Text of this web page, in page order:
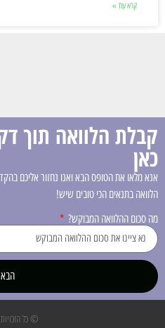
קרא עוד »
קבלת הלוואה תוך
כאן
אנא מלאו את הטופס הבא ואנו נחזור אליכם
הלוואה בתנאים הכי טובים שיש!
מה סכום ההלוואה המבוקש?
הבא
© כל